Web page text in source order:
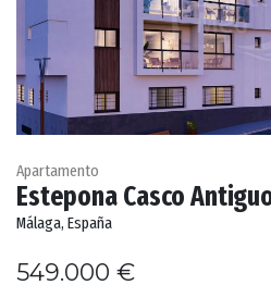
Apartamento
Estepona Casco
Málaga, España
549.000 €